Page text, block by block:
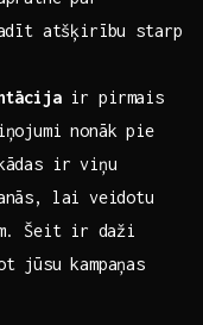
atšķirību starp‌
ir pirmais
nonāk pie
ir viņu
lai ⁣veidotu
‌Šeit⁣ ir daži
kampaņas